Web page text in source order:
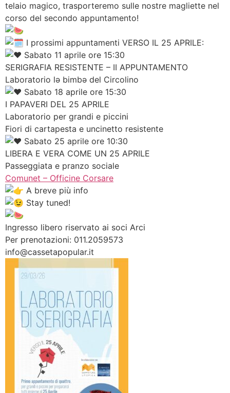
telaio magico, trasporteremo sulle nostre magliette nel
corso del secondo appuntamento!
I prossimi appuntamenti VERSO IL 25 APRILE:
Sabato 11 aprile ore 15:30
SERIGRAFIA RESISTENTE – II APPUNTAMENTO
Laboratorio lə bimbə del Circolino
Sabato 18 aprile ore 15:30
I PAPAVERI DEL 25 APRILE
Laboratorio per grandi e piccini
Fiori di cartapesta e uncinetto resistente
Sabato 25 aprile ore 10:30
LIBERA E VERA COME UN 25 APRILE
Passeggiata e pranzo sociale
Comunet – Officine Corsare
A breve più info
Stay tuned!
Ingresso libero riservato ai soci Arci
Per prenotazioni: 011.2059573
info@cassetapopular.it